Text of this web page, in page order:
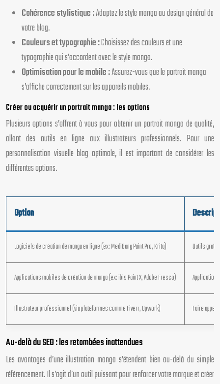
Cohérence stylistique :Adaptez le style manga au design général de
votre blog.
Couleurs et typographie :Choisissez des couleurs et une
typographie qui s’accordent avec le style manga.
Optimisation pour le mobile :Assurez-vous que le portrait manga
s’affiche correctement sur les appareils mobiles.
Créer ou acquérir un portrait manga : les options
Plusieurs options s’offrent à vous pour obtenir un portrait manga de qualité,
allant des outils en ligne aux illustrateurs professionnels. Pour une
personnalisation visuelle blog optimale, il est important de considérer les
différentes options.
Option
Logiciels de création de manga en ligne (ex: MediBang Paint Pro, Krita) Outils
Applications mobiles de création de manga (ex: ibis Paint X, Adobe Fresco)
Illustrateur professionnel (via plateformes comme Fiverr, Upwork) Faire
Au-delà du SEO : les retombées inattendues
Les avantages d’une illustration manga s’étendent bien au-delà du simple
référencement. Il s’agit d’un outil puissant pour renforcer votre marque et créer